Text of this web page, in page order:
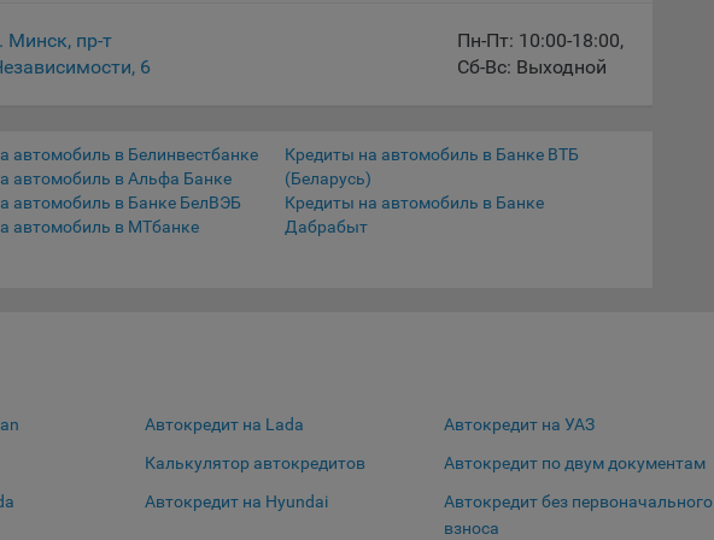
cookie, применяемые для определения целевой аудитории и в
целях, например Яндекс.Метрика, Google Analytics.
для функционирования веб-аналитических платформ «Google
«Яндекс.Метрика» (статистические), установлены на сервере
и не передаются третьим лицам, часть из которых хранятся во время
сайтом;
некоторые браузеры позволяют посещать интернет-сайты в режиме
удалять сессионные файлы cookie. Кроме того, субъект
данных может удалить ранее сохраненные файлов cookie выбрав
Сохранить мои изменения Сохранить по умолчанию
Минск, пр-т
6
Пн-Пт: 10:00-18:00,
Сб-Вс: Выходной
автомобиль в Белинвестбанке
автомобиль в Альфа Банке
автомобиль в Банке БелВЭБ
автомобиль в МТбанке
Кредиты на автомобиль в Банке ВТБ
(Беларусь)
Кредиты на автомобиль в Банке
Дабрабыт
Автокредит на Lada
Калькулятор автокредитов
Автокредит на Hyundai
Автокредит на УАЗ
Автокредит по двум документам
Автокредит без первоначального
взноса